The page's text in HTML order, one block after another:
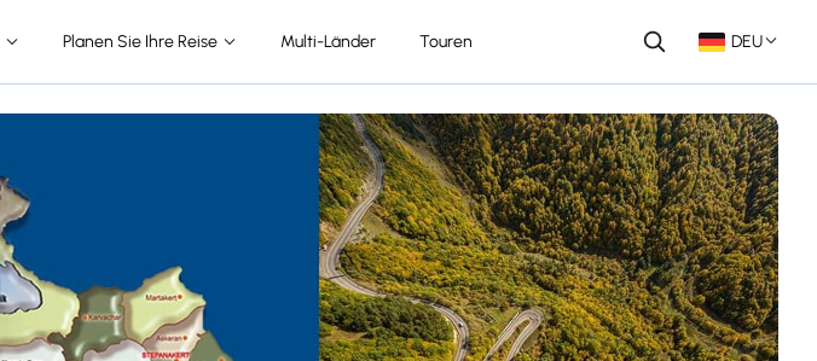
Planen Sie Ihre Reise Multi-Länder Touren DEU